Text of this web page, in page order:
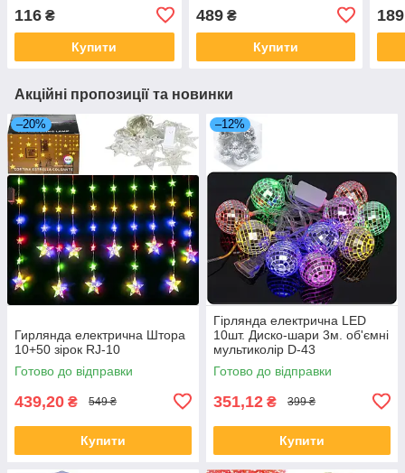
116 ₴
Купити
489₴
Купити
189
Акційні пропозиції та новинки
–20%
Гирлянда електрична Штора
10+50 зірок RJ-10
Готово до відправки
439,20 ₴ 549 ₴
Купити
–12%
Гірлянда електрична LED
10шт. Диско-шари 3м. об'ємні
мультиколір D-43
Готово до відправки
351,12 ₴ 399 ₴
Купити